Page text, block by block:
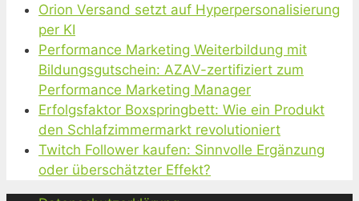
Orion Versand setzt auf Hyperpersonalisierung
per KI
Performance Marketing Weiterbildung mit
Bildungsgutschein: AZAV-zertifiziert zum
Performance Marketing Manager
Erfolgsfaktor Boxspringbett: Wie ein Produkt
den Schlafzimmermarkt revolutioniert
Twitch Follower kaufen: Sinnvolle Ergänzung
oder überschätzter Effekt?